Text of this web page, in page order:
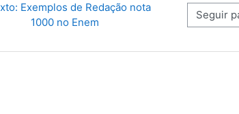
Exemplos de Redação nota
1000 no Enem
Seguir para...